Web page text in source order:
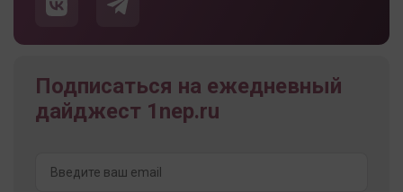
Подписаться на ежедневный
дайджест 1nep.ru